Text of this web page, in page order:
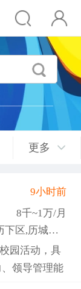
更多
9小时前
8千~1万/月
历下区,历城区,市中区
园活动，具
领导管理能